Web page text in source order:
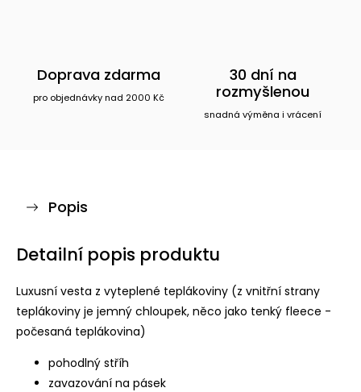
Doprava zdarma
pro objednávky nad 2000 Kč
30 dní na
rozmyšlenou
snadná výměna i vrácení
Popis
Detailní popis produktu
Luxusní vesta z vyteplené teplákoviny (z vnitřní strany
teplákoviny je jemný chloupek, něco jako tenký fleece -
počesaná teplákovina)
pohodlný stříh
zavazování na pásek